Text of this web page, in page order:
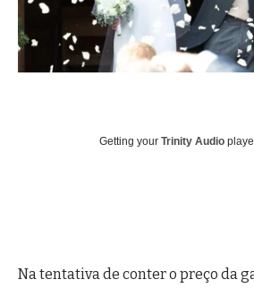
Getting your Trinity Audio
Na tentativa de conter o preço da